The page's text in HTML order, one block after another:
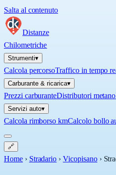
Salta al contenuto
Distanze
Chilometriche
Strumenti▾
Calcola percorsoTraffico in tempo
Carburante & ricarica▾
Prezzi carburanteDistributori metano
Servizi auto▾
Calcola rimborso kmCalcolo bollo
🔗
Home › Stradario › Vicopisano ›